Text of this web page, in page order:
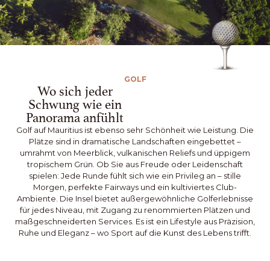
GOLF
Wo sich jeder
Schwung wie ein
Panorama anfühlt
Golf auf Mauritius ist ebenso sehr Schönheit wie Leistung. Die
Plätze sind in dramatische Landschaften eingebettet –
umrahmt von Meerblick, vulkanischen Reliefs und üppigem
tropischem Grün. Ob Sie aus Freude oder Leidenschaft
spielen: Jede Runde fühlt sich wie ein Privileg an – stille
Morgen, perfekte Fairways und ein kultiviertes Club-
Ambiente. Die Insel bietet außergewöhnliche Golferlebnisse
für jedes Niveau, mit Zugang zu renommierten Plätzen und
maßgeschneiderten Services. Es ist ein Lifestyle aus Präzision,
Ruhe und Eleganz – wo Sport auf die Kunst des Lebens trifft.